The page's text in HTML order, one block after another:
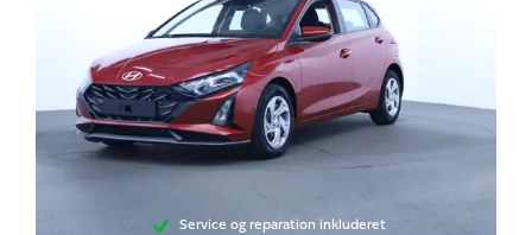
Service og reparation inkluderet